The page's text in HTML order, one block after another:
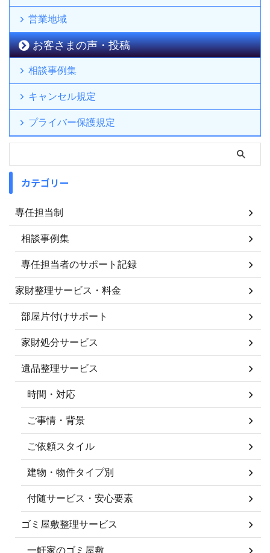
営業地域
お客さまの声・投稿
相談事例集
キャンセル規定
プライバー保護規定
カテゴリー
専任担当制
相談事例集
専任担当者のサポート記録
家財整理サービス・料金
部屋片付けサポート
家財処分サービス
遺品整理サービス
時間・対応
ご事情・背景
ご依頼スタイル
建物・物件タイプ別
付随サービス・安心要素
ゴミ屋敷整理サービス
一軒家のゴミ屋敷